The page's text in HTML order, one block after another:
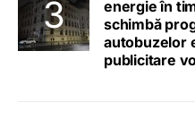
energie în
schimbă
autobuzelor
publicitare